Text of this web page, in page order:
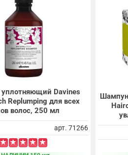
Davines
Replumping для всех
волос, 250 мл
арт. 71266